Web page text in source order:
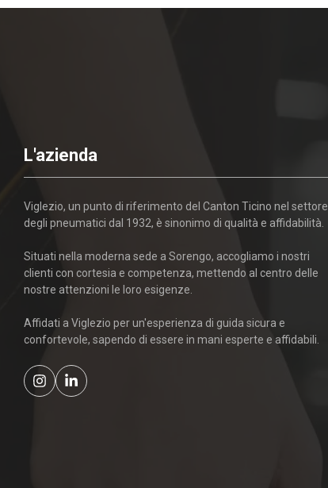
L'azienda
Viglezio, un punto di riferimento del Canton Ticino nel settore
degli pneumatici dal 1932, è sinonimo di qualità e affidabilità.
Situati nella moderna sede a Sorengo, accogliamo i nostri
clienti con cortesia e competenza, mettendo al centro delle
nostre attenzioni le loro esigenze.
Affidati a Viglezio per un'esperienza di guida sicura e
confortevole, sapendo di essere in mani esperte e affidabili.